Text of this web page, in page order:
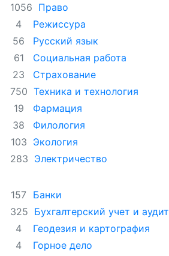
1056 Право
4
Режиссура
56
Русский язык
61
Социальная работа
23
Страхование
750 Техника и технология
19
Фармация
38
Филология
103 Экология
283 Электричество
157 Банки
325 Бухгалтерский учет и аудит
4
Геодезия и картография
4
Горное дело